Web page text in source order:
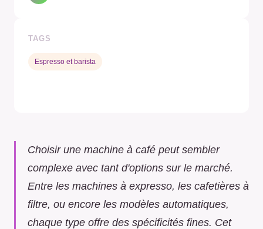
Choisir une machine à café peut sembler
complexe avec tant d'options sur le marché.
Entre les machines à expresso, les cafetières à
filtre, ou encore les modèles automatiques,
chaque type offre des spécificités fines. Cet
TAGS
Espresso et barista